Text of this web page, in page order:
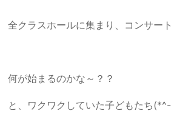
全クラスホールに集まり、コンサー
何が始まるのかな～？？
と、ワクワクしていた子どもたち